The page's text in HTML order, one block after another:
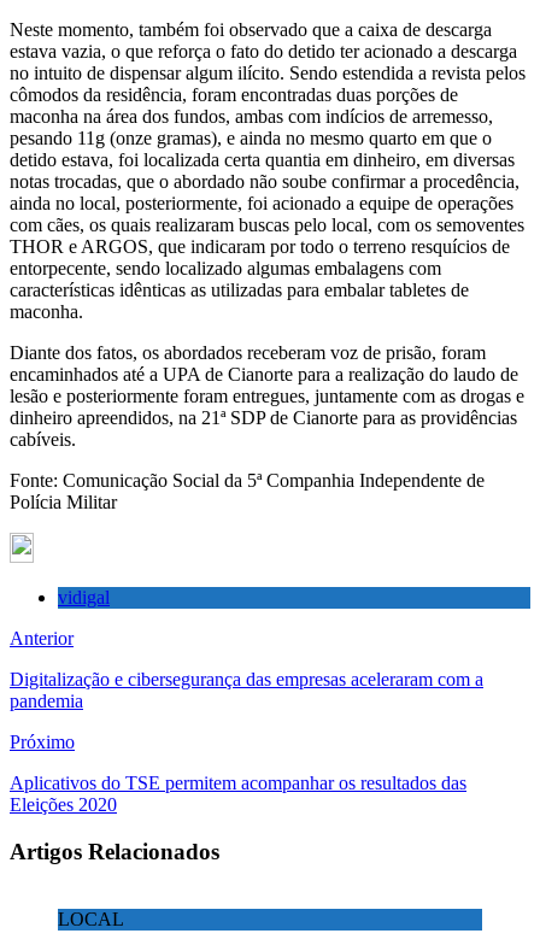
Neste momento, também foi observado que a caixa de descarga
estava vazia, o que reforça o fato do detido ter acionado a descarga
no intuito de dispensar algum ilícito. Sendo estendida a revista pelos
cômodos da residência, foram encontradas duas porções de
maconha na área dos fundos, ambas com indícios de arremesso,
pesando 11g (onze gramas), e ainda no mesmo quarto em que o
detido estava, foi localizada certa quantia em dinheiro, em diversas
notas trocadas, que o abordado não soube confirmar a procedência,
ainda no local, posteriormente, foi acionado a equipe de operações
com cães, os quais realizaram buscas pelo local, com os semoventes
THOR e ARGOS, que indicaram por todo o terreno resquícios de
entorpecente, sendo localizado algumas embalagens com
características idênticas as utilizadas para embalar tabletes de
maconha.
Diante dos fatos, os abordados receberam voz de prisão, foram
encaminhados até a UPA de Cianorte para a realização do laudo de
lesão e posteriormente foram entregues, juntamente com as drogas e
dinheiro apreendidos, na 21ª SDP de Cianorte para as providências
cabíveis.
Fonte: Comunicação Social da 5ª Companhia Independente de
Polícia Militar
vidigal
Anterior
Digitalização e cibersegurança das empresas aceleraram com a
pandemia
Próximo
Aplicativos do TSE permitem acompanhar os resultados das
Eleições 2020
Artigos Relacionados
LOCAL